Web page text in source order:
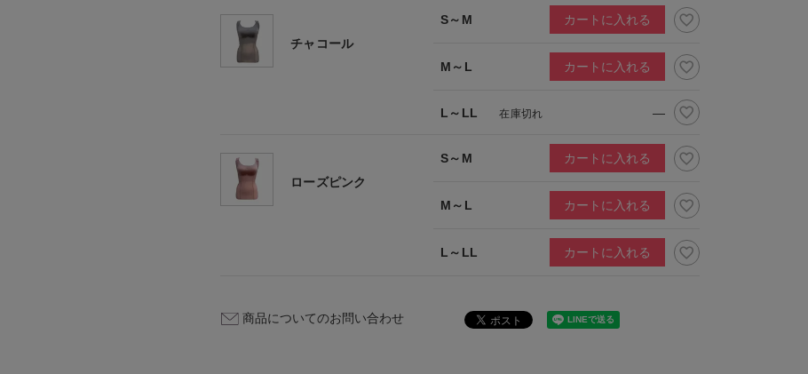
チャコール
S～M カートに入れる
M～L カートに入れる
L～LL 在庫切れ —
ローズピンク
S～M カートに入れる
M～L カートに入れる
L～LL カートに入れる
商品についてのお問い合わせ